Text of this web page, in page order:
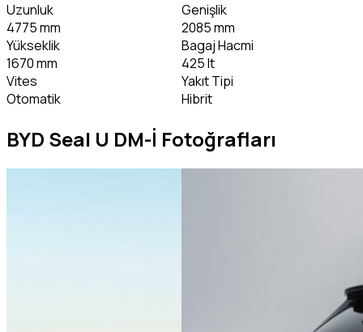
Uzunluk
4775 mm
Genişlik
2085 mm
Yükseklik
1670 mm
Bagaj Hacmi
425 lt
Vites
Otomatik
Yakıt Tipi
Hibrit
BYD Seal U DM-İ Fotoğrafları